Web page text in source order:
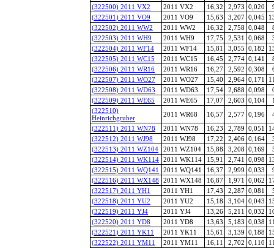
(322500) 2011 VX2 2011 VX2 16,32 2,973 0,020
(322501) 2011 VO9
2011 VO9 15,63 3,207 0,045
(322502) 2011 WW2
2011 WW2 16,32 2,758 0,048
(322503) 2011 WH9
2011 WH9 17,75 2,531 0,068
(322504) 2011 WF14
2011 WF14 15,81 3,055 0,182
(322505) 2011 WC15
2011 WC15 16,45 2,774 0,141
(322506) 2011 WR16
2011 WR16 16,27 2,592 0,308
(322507) 2011 WO27
2011 WO27 15,40 2,964 0,171
(322508) 2011 WD63
2011 WD63 17,54 2,688 0,098
(322509) 2011 WE65
2011 WE65 17,07 2,603 0,104
(322510)
Heinrichgruber
2011 WR68 16,57 2,577 0,196
(322511) 2011 WN78
2011 WN78 16,23 2,789 0,051
(322512) 2011 WJ98
2011 WJ98 17,22 2,406 0,164
(322513) 2011 WZ104
2011 WZ104 15,88 3,208 0,169
(322514) 2011 WK114 2011 WK114 15,91 2,741 0,098
(322515) 2011 WQ141
2011 WQ141 16,37 2,999 0,033
(322516) 2011 WX148
2011 WX148 16,87 1,971 0,062
(322517) 2011 YH1
2011 YH1 17,43 2,287 0,081
(322518) 2011 YU2
2011 YU2 15,18 3,104 0,043
(322519) 2011 YJ4
2011 YJ4 13,26 5,211 0,032
(322520) 2011 YD8
2011 YD8 13,63 5,183 0,038
(322521) 2011 YK11
2011 YK11 15,61 3,139 0,188
(322522) 2011 YM11
2011 YM11 16,11 2,702 0,110